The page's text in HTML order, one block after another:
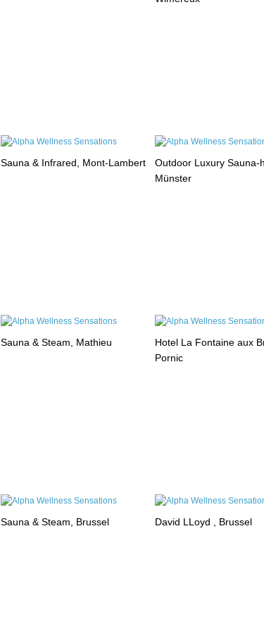
Sauna & Infrared, Mont-Lambert
Outdoor Luxury Sauna-
Münster
Sauna & Steam, Mathieu
Hotel La Fontaine aux
Pornic
Sauna & Steam, Brussel David LLoyd , Brussel